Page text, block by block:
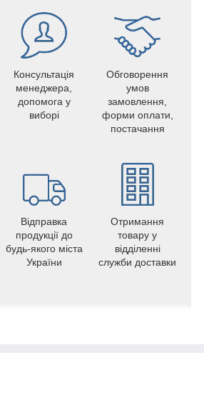
Консультація
менеджера,
допомога у
виборі
Обговорення
умов
замовлення,
форми оплати,
постачання
Відправка
продукції до
будь-якого міста
України
Отримання
товару у
відділенні
служби доставки